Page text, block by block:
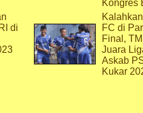
di
Kongres
FC di
Final,
Juara
Askab
Kukar